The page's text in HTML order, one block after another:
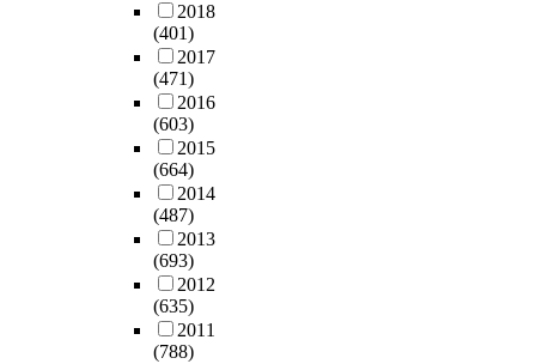
2018
(401)
2017
(471)
2016
(603)
2015
(664)
2014
(487)
2013
(693)
2012
(635)
2011
(788)